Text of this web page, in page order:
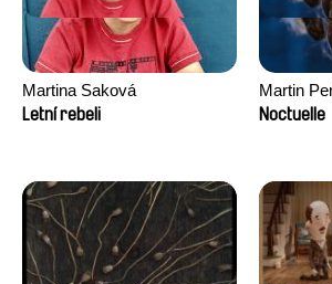
Martina Saková
Letní rebeli
Martin
Noctuelle